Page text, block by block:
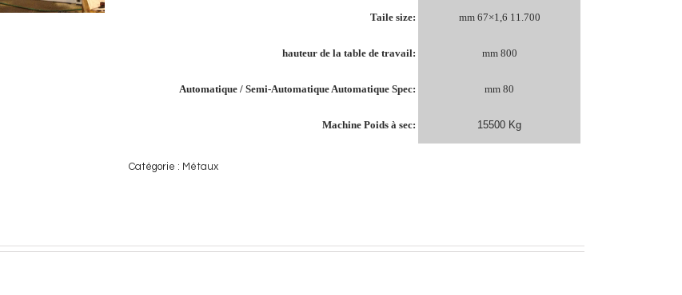
Taile size: mm 67×1,6 11.700
hauteur de la table de travail: mm 800
Automatique / Semi-Automatique Automatique Spec: mm 80
Machine Poids à sec: 15500 Kg
Catégorie : Métaux